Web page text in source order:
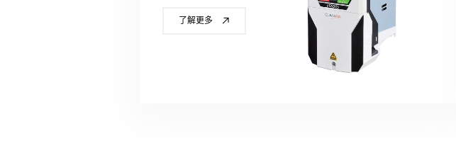
了解更多